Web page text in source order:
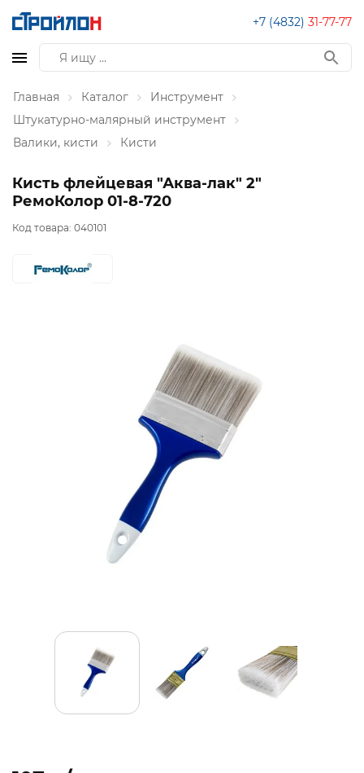
+7 (4832) 31-77-77
Главная Каталог
Инструмент
Штукатурно-малярный инструмент
Валики, кисти
Кисти
Кисть флейцевая "Аква-лак" 2"
РемоКолор 01-8-720
Код товара: 040101